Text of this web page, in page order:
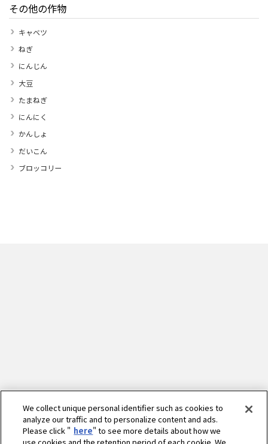
その他の作物
キャベツ
ねぎ
にんじん
大豆
たまねぎ
にんにく
かんしょ
だいこん
ブロッコリー
We collect unique personal identifier such as cookies to
analyze our traffic and to personalize content and ads.
Please click " here" to see more details about how we